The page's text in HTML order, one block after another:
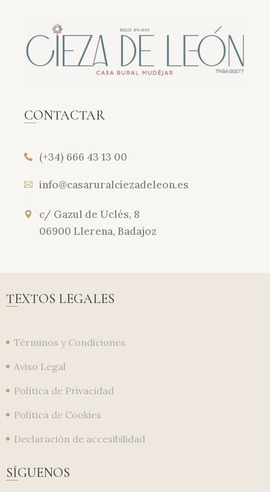
CONTACTAR
(+34) 666 43 13 00
info@casaruralciezadeleon.es
c/ Gazul de Uclés, 8
06900 Llerena, Badajoz
TEXTOS LEGALES
Términos y Condiciones
Aviso Legal
Política de Privacidad
Política de Cookies
Declaración de accesibilidad
SÍGUENOS